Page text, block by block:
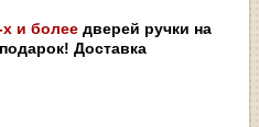
х и более дверей ручки на
Доставка